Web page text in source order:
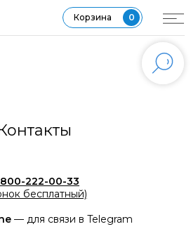
МЕССЕНДЖЕР MAX
Корзина 0
222-00-33
бесплатный)
— для связи в Telegram